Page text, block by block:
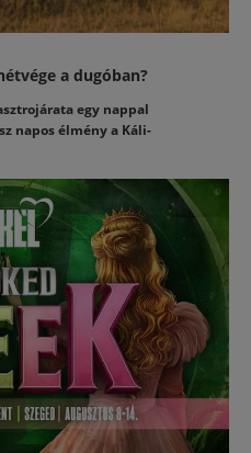
a dugóban?
egy nappal
napos élmény a Káli-